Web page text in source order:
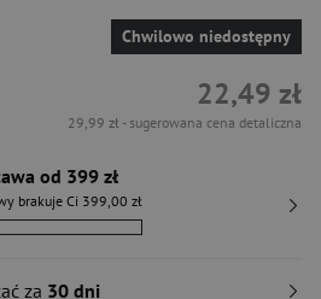
Chwilowo niedostępny
22,49 zł
29,99 zł - sugerowana cena detaliczna
od 399 zł
brakuje Ci 399,00 zł
za 30 dni